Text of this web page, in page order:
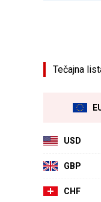
Tečajna
USD
GBP
CHF